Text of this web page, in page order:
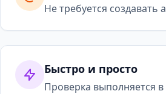
Не требуется создавать
Быстро и просто
Проверка выполняется